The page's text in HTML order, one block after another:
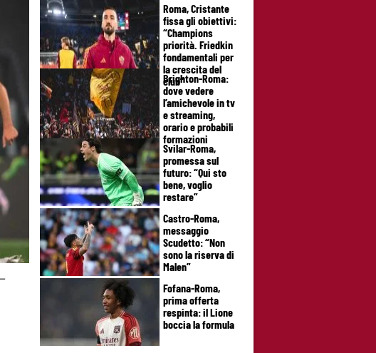
Roma, Cristante
fissa gli obiettivi:
“Champions
priorità. Friedkin
fondamentali per
la crescita del
club”
Brighton-Roma:
dove vedere
l’amichevole in tv
e streaming,
orario e probabili
formazioni
Svilar-Roma,
promessa sul
futuro: “Qui sto
bene, voglio
restare”
Castro-Roma,
messaggio
Scudetto: “Non
sono la riserva di
Malen”
Fofana-Roma,
prima offerta
respinta: il Lione
boccia la formula